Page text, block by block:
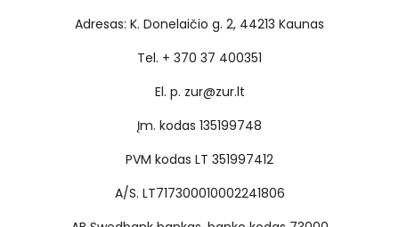
Adresas: K. Donelaičio g. 2, 44213 Kaunas
Tel. + 370 37 400351
El. p. zur@zur.lt
Įm. kodas 135199748
PVM kodas LT 351997412
A/S. LT717300010002241806